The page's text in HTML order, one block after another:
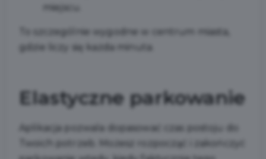
miejscu.
To szczególnie wygodne w centrum miasta,
gdzie liczy się każda minuta.
Elastyczne parkowanie
Aplikacja pozwala dopasować czas postoju do
Twoich potrzeb. Możesz rozpocząć i zakończyć